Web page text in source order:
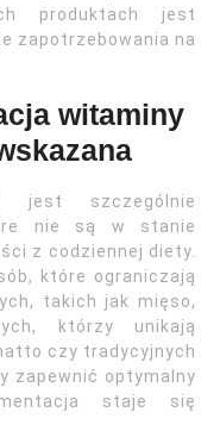
produktach jest
zapotrzebowania na
witaminy
jest szczególnie
nie są w stanie
z codziennej diety.
które ograniczają
takich jak mięso,
którzy unikają
czy tradycyjnych
zapewnić optymalny
staje się